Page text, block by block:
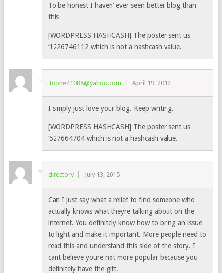
To be honest I haven’ ever seen better blog than
this
[WORDPRESS HASHCASH] The poster sent us
‘1226746112 which is not a hashcash value.
Toone41088@yahoo.com April 19, 2012
I simply just love your blog. Keep writing.
[WORDPRESS HASHCASH] The poster sent us
‘527664704 which is not a hashcash value.
directory July 13, 2015
Can I just say what a relief to find someone who
actually knows what theyre talking about on the
internet. You definitely know how to bring an issue
to light and make it important. More people need to
read this and understand this side of the story. I
cant believe youre not more popular because you
definitely have the gift.